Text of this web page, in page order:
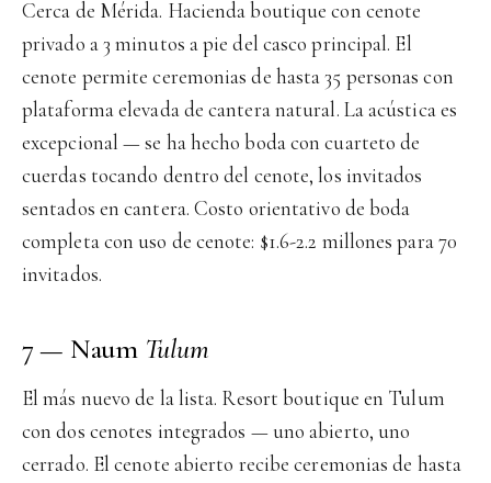
Cerca de Mérida. Hacienda boutique con cenote
privado a 3 minutos a pie del casco principal. El
cenote permite ceremonias de hasta 35 personas con
plataforma elevada de cantera natural. La acústica es
excepcional — se ha hecho boda con cuarteto de
cuerdas tocando dentro del cenote, los invitados
sentados en cantera. Costo orientativo de boda
completa con uso de cenote: $1.6-2.2 millones para 70
invitados.
7 — Naum Tulum
El más nuevo de la lista. Resort boutique en Tulum
con dos cenotes integrados — uno abierto, uno
cerrado. El cenote abierto recibe ceremonias de hasta